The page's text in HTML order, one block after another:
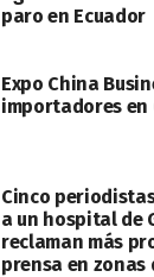
paro en Ecuador
Expo China
importadores en
Cinco
a un hospital de
reclaman más
prensa en zonas